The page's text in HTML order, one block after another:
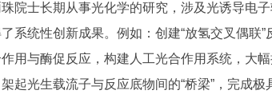
院士长期从事光化学的研究，涉及光诱导电
系统性创新成果。例如：创建“放氢交叉偶联
用与酶促反应，构建人工光合作用系统，大
起光生载流子与反应底物间的“桥梁”，完成